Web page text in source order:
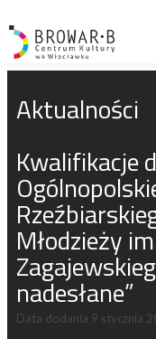
Aktualności
Kwalifikacje
Młodzieży
nadesłane”
Data dodania 9 stycznia